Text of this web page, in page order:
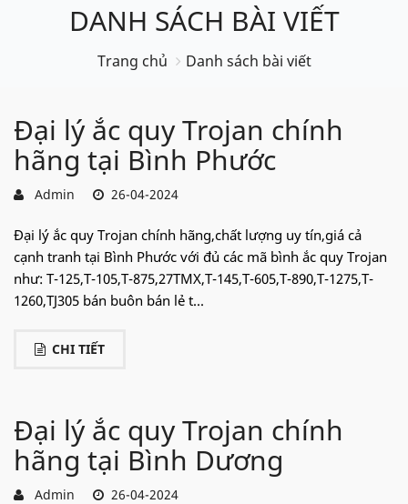
DANH SÁCH BÀI VIẾT
Trang chủ Danh sách bài viết
Đại lý ắc quy Trojan chính
hãng tại Bình Phước
Admin 26-04-2024
Đại lý ắc quy Trojan chính hãng,chất lượng uy tín,giá cả
cạnh tranh tại Bình Phước với đủ các mã bình ắc quy Trojan
như: T-125,T-105,T-875,27TMX,T-145,T-605,T-890,T-1275,T-
1260,TJ305 bán buôn bán lẻ t...
CHI TIẾT
Đại lý ắc quy Trojan chính
hãng tại Bình Dương
Admin 26-04-2024